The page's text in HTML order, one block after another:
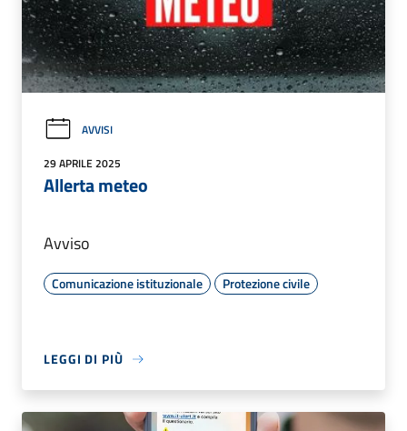
AVVISI
29 APRILE 2025
Allerta meteo
Avviso
Comunicazione istituzionale Protezione civile
LEGGI DI PIÙ